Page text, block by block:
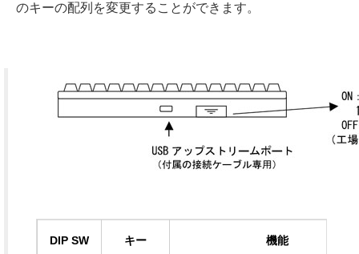
のキーの配列を変更することができます。
DIP SW キー 機能